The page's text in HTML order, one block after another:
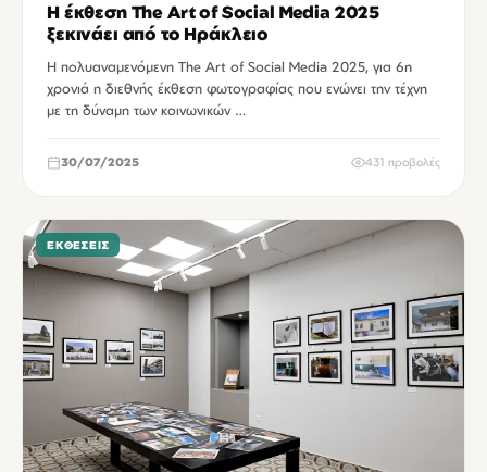
Η έκθεση The Art of Social Media 2025
ξεκινάει από το Ηράκλειο
Η πολυαναμενόμενη The Art of Social Media 2025, για 6η
χρονιά η διεθνής έκθεση φωτογραφίας που ενώνει την τέχνη
με τη δύναμη των κοινωνικών …
30/07/2025 431 προβολές
ΕΚΘΈΣΕΙΣ